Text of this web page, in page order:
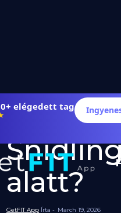
elégedett tag
Diéta és Étrend
alatt?
GetFIT App Írta - March 19, 2026